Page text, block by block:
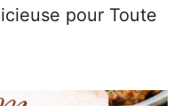
pour Toute